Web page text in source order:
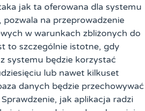
jak ta oferowana dla systemu
pozwala na przeprowadzenie
w warunkach zbliżonych do
to szczególnie istotne, gdy
systemu będzie korzystać
lub nawet kilkuset
danych będzie przechowywać
jak aplikacja radzi